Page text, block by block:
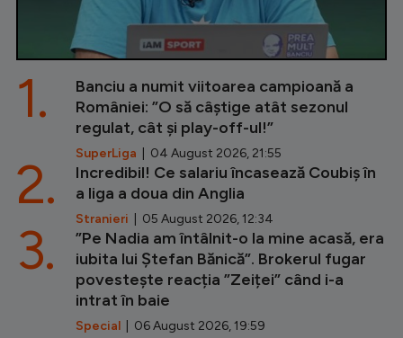
Banciu a numit viitoarea campioană a
României: ”O să câștige atât sezonul
regulat, cât și play-off-ul!”
SuperLiga | 04 August 2026, 21:55
1.
Incredibil! Ce salariu încasează Coubiș în
a liga a doua din Anglia
Stranieri | 05 August 2026, 12:34
2.
”Pe Nadia am întâlnit-o la mine acasă, era
iubita lui Ștefan Bănică”. Brokerul fugar
povestește reacția ”Zeiței” când i-a
intrat în baie
Special | 06 August 2026, 19:59
3.